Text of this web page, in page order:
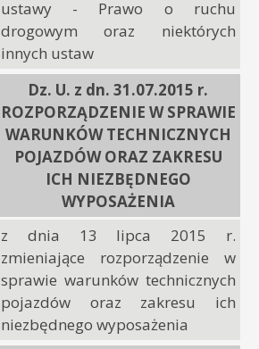
ustawy - Prawo o ruchu
drogowym oraz niektórych
innych ustaw
Dz. U. z dn. 31.07.2015 r.
ROZPORZĄDZENIE W SPRAWIE
WARUNKÓW TECHNICZNYCH
POJAZDÓW ORAZ ZAKRESU
ICH NIEZBĘDNEGO
WYPOSAŻENIA
z dnia 13 lipca 2015 r.
zmieniające rozporządzenie w
sprawie warunków technicznych
pojazdów oraz zakresu ich
niezbędnego wyposażenia